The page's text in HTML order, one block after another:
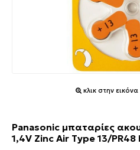
κλικ στην
Panasonic μπαταρίες
1,4V Zinc Air Type 13/